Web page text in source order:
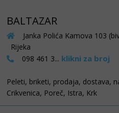
BALTAZAR
Janka Polića Kamova 103
Rijeka
098 461 3... klikni za broj
Peleti, briketi, prodaja, dostava,
Crikvenica, Poreč, Istra, Krk